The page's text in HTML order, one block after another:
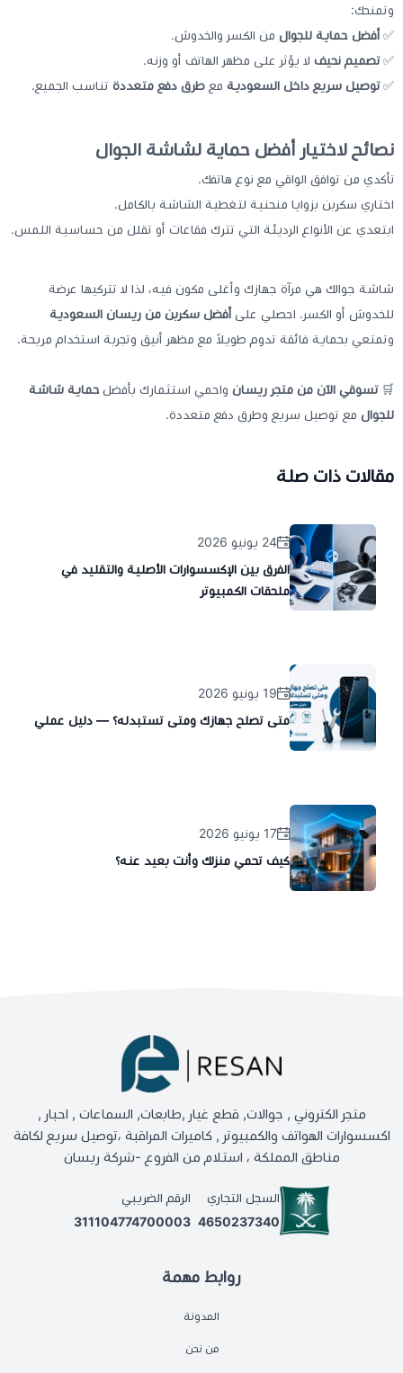
وتمنحك:
✅ أفضل حماية للجوال من الكسر والخدوش.
✅تصميم نحيف لا يؤثر على مظهر الهاتف أو وزنه.
✅توصيل سريع داخل السعودية مع طرق دفع متعددة تناسب الجميع.
نصائح لاختيار أفضل حماية لشاشة الجوال
تأكدي من توافق الواقي مع نوع هاتفك.
اختاري سكربن بزوايا منحنية لتغطية الشاشة بالكامل.
ابتعدي عن الأنواع الرديئة التي تترك فقاعات أو تقلل من حساسية اللمس.
شاشة جوالك هي مرآة جهازك وأغلى مكون فيه، لذا لا تتركيها عرضة
للخدوش أو الكسر. احصلي على أفضل سكربن من ريسان السعودية
وتمتعي بحماية فائقة تدوم طويلاً مع مظهر أنيق وتجربة استخدام مريحة.
🛒تسوقي الآن من متجر ريسان واحمي استثمارك بأفضل حماية شاشة
للجوال مع توصيل سريع وطرق دفع متعددة.
مقالات ذات صلة
24 يونيو 2026
الفرق بين الإكسسوارات الأصلية والتقليد في
ملحقات الكمبيوتر
19 يونيو 2026
متى تصلح جهازك ومتى تستبدله؟ — دليل عملي
17 يونيو 2026
كيف تحمي منزلك وأنت بعيد عنه؟
روابط مهمة
المدونة
من نحن
متجر الكتروني , جوالات, قطع غيار ,طابعات, السماعات , احبار ,
اكسسوارات الهواتف والكمبيوتر , كاميرات المراقبة ،توصيل سريع لكافة
مناطق المملكة ، استلام من الفروع -شركة ريسان
السجل التجاري
4650237340
الرقم الضريبي
311104774700003